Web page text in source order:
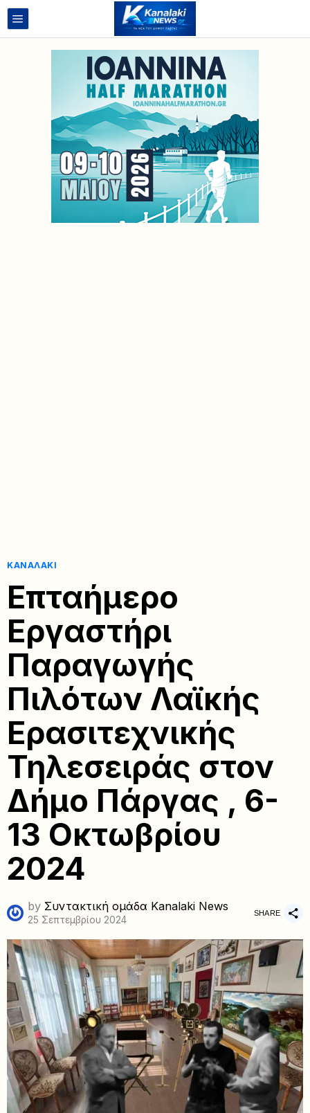
ΚΑΝΑΛΆΚΙ
Επταήμερο
Εργαστήρι
Παραγωγής
Πιλότων Λαϊκής
Ερασιτεχνικής
Τηλεσειράς στον
Δήμο Πάργας , 6-
13 Οκτωβρίου
2024
by Συντακτική ομάδα Kanalaki News
25 Σεπτεμβρίου 2024
SHARE